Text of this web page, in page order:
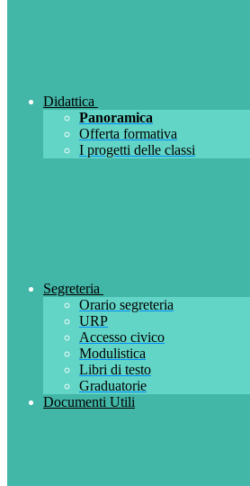
Didattica
Panoramica
Offerta formativa
I progetti delle classi
Segreteria
Orario segreteria
URP
Accesso civico
Modulistica
Libri di testo
Graduatorie
Documenti Utili